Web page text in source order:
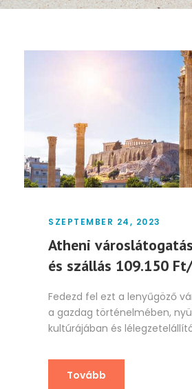
SZEPTEMBER 24, 2023
Atheni
és szállás 109.150
Fedezd fel ezt a lenyűgöző
a gazdag történelmében,
kultúrájában és
Tovább